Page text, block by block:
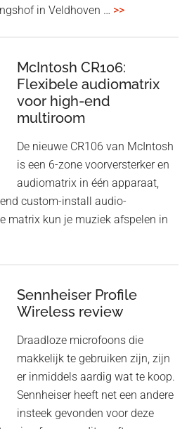
in Veldhoven … >>overDutch
–
4
McIntosh CR106:
Flexibele audiomatrix
voor high-end
multiroom
De nieuwe CR106 van McIntosh
is een 6-zone voorversterker en
audiomatrix in één apparaat,
custom-install audio-
matrix kun je muziek afspelen in
Sennheiser Profile
Wireless review
Draadloze microfoons die
makkelijk te gebruiken zijn, zijn
er inmiddels aardig wat te koop.
Sennheiser heeft net een andere
insteek gevonden voor deze